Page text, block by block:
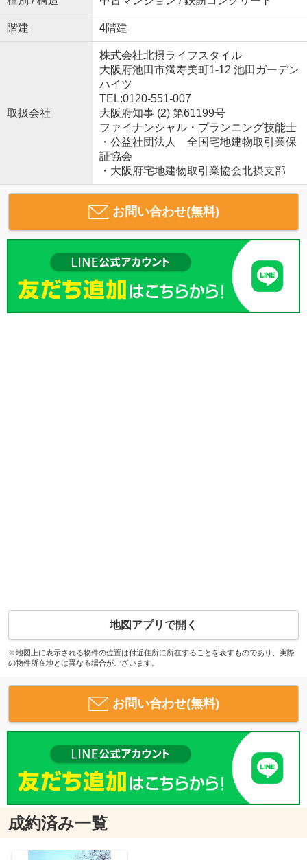
階建 4階建
取扱会社
株式会社北摂ライフスタイル
大阪府池田市満寿美町1-12 池田ガーデン
ハイツ
TEL:0120-551-007
大阪府知事 (2) 第61199号
ファイナンシャル・プランニング技能士
・公益社団法人 全国宅地建物取引業保
証協会
・大阪府宅地建物取引業協会北摂支部
お問い合わせ(無料)
地図アプリで開く
※地図上に表示される物件の位置は付近住所に所在することを表すものであり、実際
の物件所在地とは異なる場合がございます。
お問い合わせ(無料)
成約済み一覧